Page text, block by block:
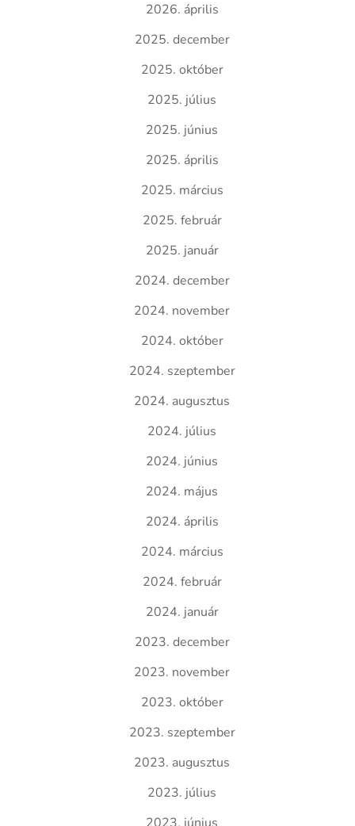
2026. április
2025. december
2025. október
2025. július
2025. június
2025. április
2025. március
2025. február
2025. január
2024. december
2024. november
2024. október
2024. szeptember
2024. augusztus
2024. július
2024. június
2024. május
2024. április
2024. március
2024. február
2024. január
2023. december
2023. november
2023. október
2023. szeptember
2023. augusztus
2023. július